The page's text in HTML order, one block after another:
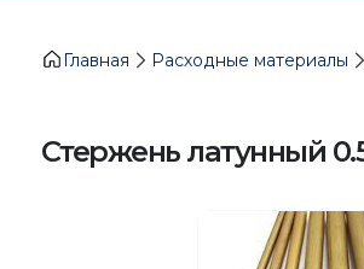
Главная Расходные материалы
Стержень латунный